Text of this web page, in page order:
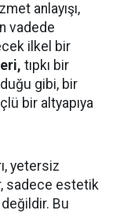
anlayışı,
vadede
ilkel bir
tıpkı bir
gibi, bir
bir altyapıya
yetersiz
sadece estetik
Bu